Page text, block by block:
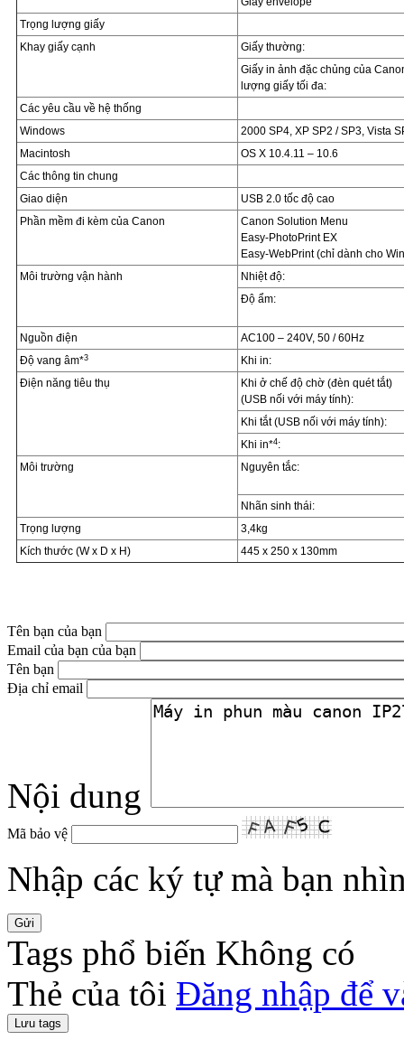
Trọng lượng giấy
Khay giấy cạnh
Giấy thường:
Giấy in ảnh đặc chủng của
lượng giấy tối đa:
Các yêu cầu về hệ thống
Windows
2000 SP4, XP SP2 / SP3, Vista
Macintosh
OS X 10.4.11 – 10.6
Các thông tin chung
Giao diện
USB 2.0 tốc độ cao
Phần mềm đi kèm của Canon
Canon Solution Menu
Easy-PhotoPrint EX
Easy-WebPrint (chỉ dành cho
Môi trường vận hành
Nhiệt độ:
Độ ẩm:
Nguồn điện
AC100 – 240V, 50 / 60Hz
Độ vang âm*3
Khi in:
Điện năng tiêu thụ
Khi ở chế độ chờ (đèn quét tắt)
(USB nối với máy tính):
Khi tắt (USB nối với máy tính):
Khi in*4:
Môi trường
Nguyên tắc:
Nhãn sinh thái:
Trọng lượng
3,4kg
Kích thước (W x D x H)
445 x 250 x 130mm
Tên bạn của bạn
Email của bạn của bạn
Tên bạn
Địa chỉ email
Nội dung
Mã bảo vệ
Nhập các ký tự mà bạn
Tags phổ biến Không có
Thẻ của tôi Đăng nhập để